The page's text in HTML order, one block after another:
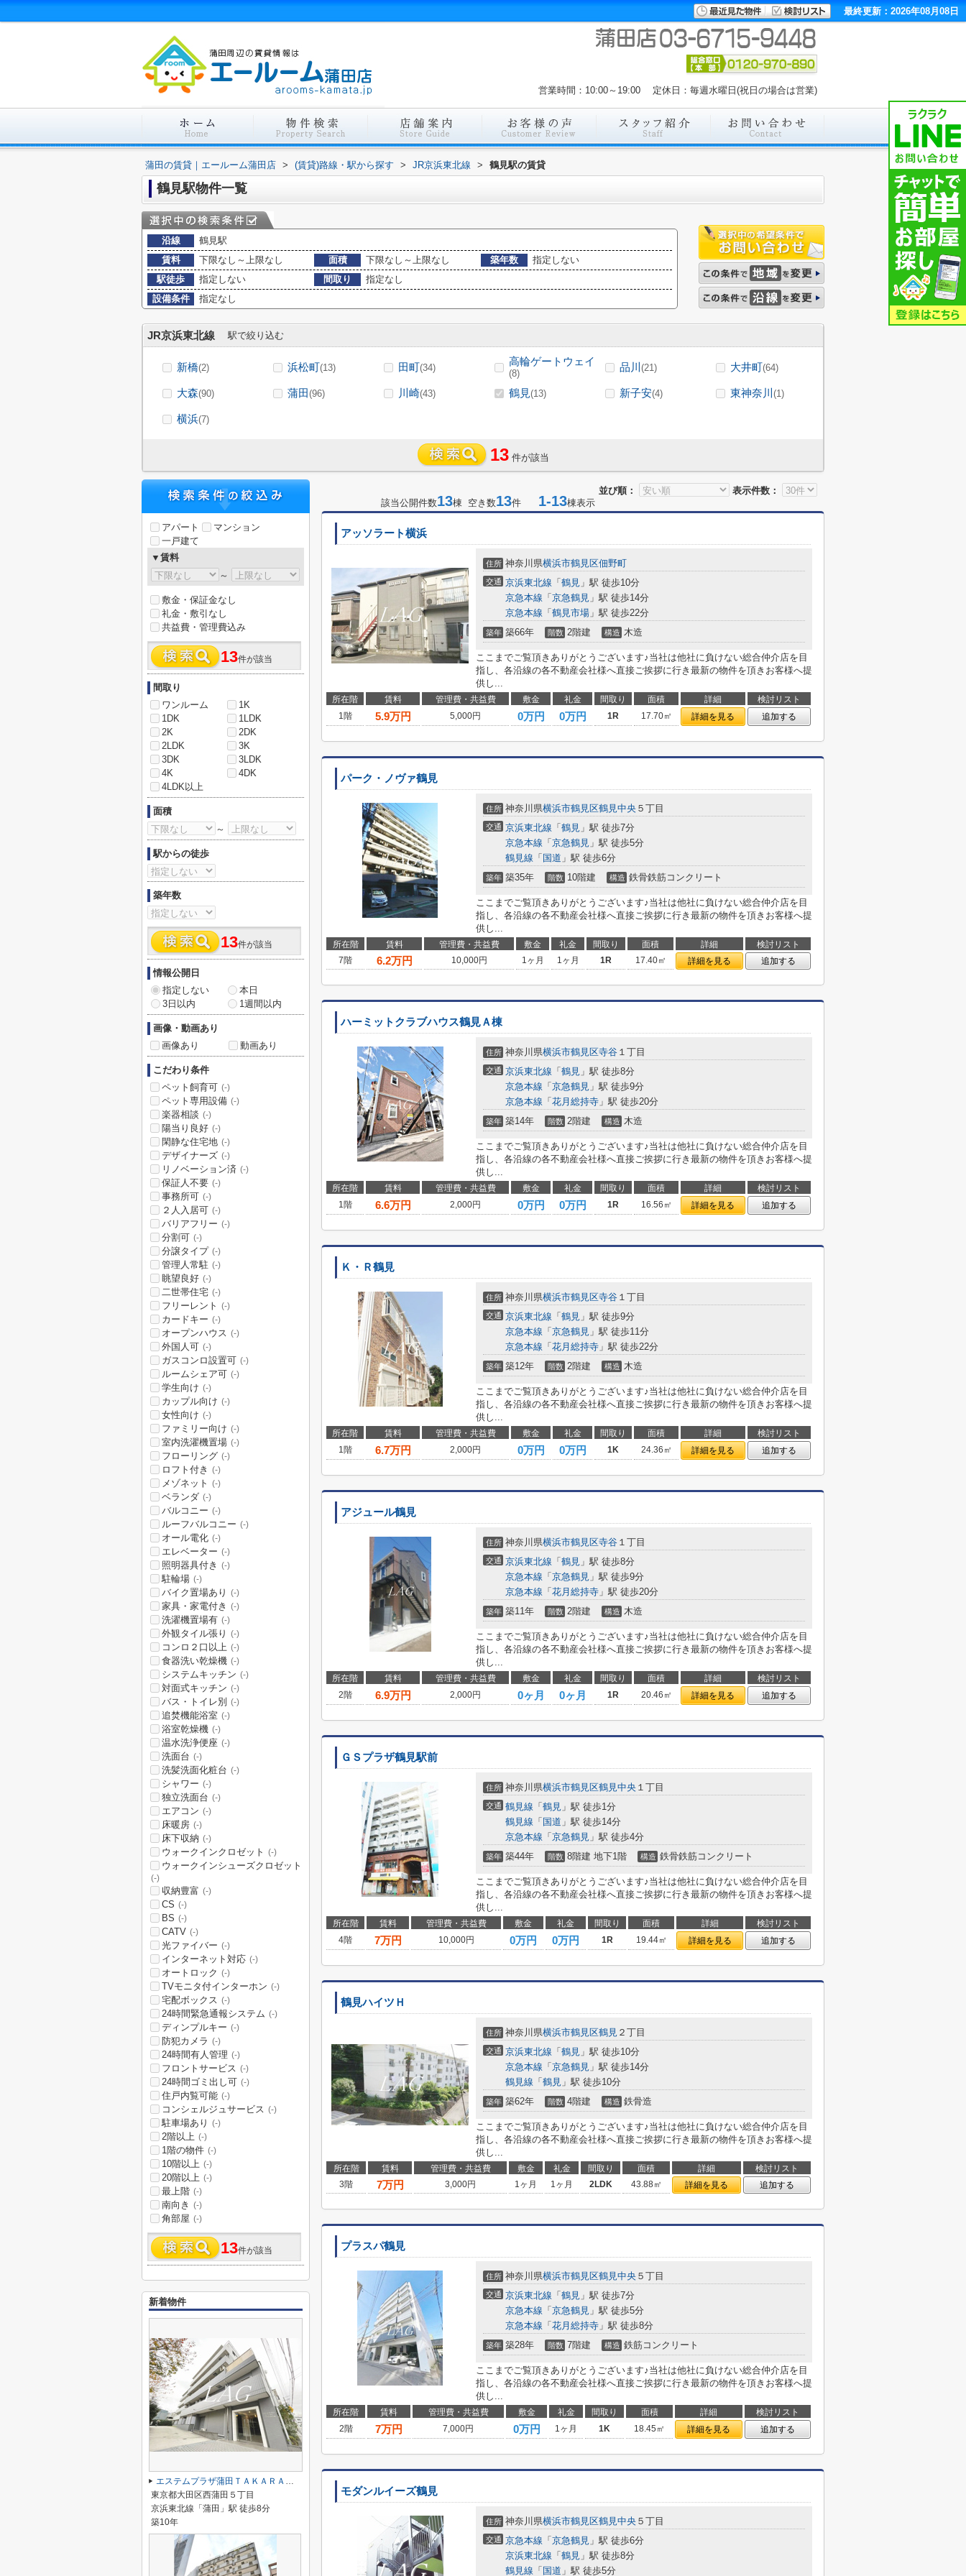
最終更新：2026年08月08日
営業時間：10:00～19:00 定休日：毎週水曜日(祝日の場合は営業)
蒲田の賃貸｜エールーム蒲田店 > (賃貸)路線・駅から探す > JR京浜東北線 > 鶴見駅の賃貸
鶴見駅物件一覧
沿線
鶴見駅
賃料
下限なし～上限なし 面積 下限なし～上限なし 築年数
指定しない
駅徒歩
指定しない 間取り
指定なし
設備条件
指定なし
JR京浜東北線 駅で絞り込む
新橋(2) 浜松町(13) 田町(34)
高輪ゲートウェイ
(8)
品川 (21) 大井町(64)
大森(90) 蒲田(96) 川崎(43) 鶴見(13) 新子安(4) 東神奈川 (1)
横浜(7)
13 件が該当
並び順：
表示件数：
該当公開件数13棟 空き数13件 1-13棟表示
アッソラート横浜
住所 神奈川県横浜市鶴見区佃野町
交通 京浜東北線 「 鶴見 」駅 徒歩10分
京急本線 「 京急鶴見 」駅 徒歩14分
京急本線 「 鶴見市場 」駅 徒歩22分
築年 築66年 階数 2階建 構造 木造
ここまでご覧頂きありがとうございます♪当社は他社に負けない総合仲介店を目
指し、各沿線の各不動産会社様へ直接ご挨拶に行き最新の物件を頂きお客様へ提
供し...
所在階 賃料 管理費・共益費 敷金 礼金 間取り 面積 詳細
検討リスト
1階
5.9万円 5,000円 0万円 0万円 1R 17.70㎡ 詳細を見る 追加する
パーク・ノヴァ鶴見
住所 神奈川県横浜市鶴見区鶴見中央 ５丁目
交通 京浜東北線 「 鶴見 」駅 徒歩7分
京急本線 「 京急鶴見 」駅 徒歩5分
鶴見線 「 国道 」駅 徒歩6分
築年 築35年 階数 10階建 構造 鉄骨鉄筋コンクリート
ここまでご覧頂きありがとうございます♪当社は他社に負けない総合仲介店を目
指し、各沿線の各不動産会社様へ直接ご挨拶に行き最新の物件を頂きお客様へ提
供し...
所在階 賃料 管理費・共益費 敷金 礼金 間取り 面積 詳細
検討リスト
7階
6.2万円 10,000円 1ヶ月 1ヶ月 1R 17.40㎡ 詳細を見る 追加する
ハーミットクラブハウス鶴見Ａ棟
住所 神奈川県横浜市鶴見区寺谷 １丁目
交通 京浜東北線 「 鶴見 」駅 徒歩8分
京急本線 「 京急鶴見 」駅 徒歩9分
京急本線 「 花月総持寺 」駅 徒歩20分
築年 築14年 階数 2階建 構造 木造
ここまでご覧頂きありがとうございます♪当社は他社に負けない総合仲介店を目
指し、各沿線の各不動産会社様へ直接ご挨拶に行き最新の物件を頂きお客様へ提
供し...
所在階 賃料 管理費・共益費 敷金 礼金 間取り 面積 詳細
検討リスト
1階
6.6万円 2,000円 0万円 0万円 1R 16.56㎡ 詳細を見る 追加する
Ｋ・Ｒ鶴見
住所 神奈川県横浜市鶴見区寺谷 １丁目
交通 京浜東北線 「 鶴見 」駅 徒歩9分
京急本線 「 京急鶴見 」駅 徒歩11分
京急本線 「 花月総持寺 」駅 徒歩22分
築年 築12年 階数 2階建 構造 木造
ここまでご覧頂きありがとうございます♪当社は他社に負けない総合仲介店を目
指し、各沿線の各不動産会社様へ直接ご挨拶に行き最新の物件を頂きお客様へ提
供し...
所在階 賃料 管理費・共益費 敷金 礼金 間取り 面積 詳細
検討リスト
1階
6.7万円 2,000円 0万円 0万円 1K 24.36㎡ 詳細を見る 追加する
アジュール鶴見
住所 神奈川県横浜市鶴見区寺谷 １丁目
交通 京浜東北線 「 鶴見 」駅 徒歩8分
京急本線 「 京急鶴見 」駅 徒歩9分
京急本線 「 花月総持寺 」駅 徒歩20分
築年 築11年 階数 2階建 構造 木造
ここまでご覧頂きありがとうございます♪当社は他社に負けない総合仲介店を目
指し、各沿線の各不動産会社様へ直接ご挨拶に行き最新の物件を頂きお客様へ提
供し...
所在階 賃料 管理費・共益費 敷金 礼金 間取り 面積 詳細
検討リスト
2階
6.9万円 2,000円 0ヶ月 0ヶ月 1R 20.46㎡ 詳細を見る 追加する
ＧＳプラザ鶴見駅前
住所 神奈川県横浜市鶴見区鶴見中央 １丁目
交通 鶴見線 「 鶴見 」駅 徒歩1分
鶴見線 「 国道 」駅 徒歩14分
京急本線 「 京急鶴見 」駅 徒歩4分
築年 築44年 階数 8階建 地下1階 構造 鉄骨鉄筋コンクリート
ここまでご覧頂きありがとうございます♪当社は他社に負けない総合仲介店を目
指し、各沿線の各不動産会社様へ直接ご挨拶に行き最新の物件を頂きお客様へ提
供し...
所在階 賃料 管理費・共益費 敷金 礼金 間取り 面積 詳細
検討リスト
4階
7万円 10,000円 0万円 0万円 1R 19.44㎡ 詳細を見る 追加する
鶴見ハイツＨ
住所 神奈川県横浜市鶴見区鶴見 ２丁目
交通 京浜東北線 「 鶴見 」駅 徒歩10分
京急本線 「 京急鶴見 」駅 徒歩14分
鶴見線 「 鶴見 」駅 徒歩10分
築年 築62年 階数 4階建 構造 鉄骨造
ここまでご覧頂きありがとうございます♪当社は他社に負けない総合仲介店を目
指し、各沿線の各不動産会社様へ直接ご挨拶に行き最新の物件を頂きお客様へ提
供し...
所在階 賃料 管理費・共益費 敷金 礼金 間取り 面積 詳細
検討リスト
3階
7万円 3,000円 1ヶ月 1ヶ月 2LDK 43.88㎡ 詳細を見る 追加する
プラスパ鶴見
住所 神奈川県横浜市鶴見区鶴見中央 ５丁目
交通 京浜東北線 「 鶴見 」駅 徒歩7分
京急本線 「 京急鶴見 」駅 徒歩5分
京急本線 「 花月総持寺 」駅 徒歩8分
築年 築28年 階数 7階建 構造 鉄筋コンクリート
ここまでご覧頂きありがとうございます♪当社は他社に負けない総合仲介店を目
指し、各沿線の各不動産会社様へ直接ご挨拶に行き最新の物件を頂きお客様へ提
供し...
所在階 賃料 管理費・共益費 敷金 礼金 間取り 面積 詳細
検討リスト
2階
7万円 7,000円 0万円 1ヶ月 1K 18.45㎡ 詳細を見る 追加する
モダンルイーズ鶴見
住所 神奈川県横浜市鶴見区鶴見中央 ５丁目
交通 京急本線 「 京急鶴見 」駅 徒歩6分
京浜東北線 「 鶴見 」駅 徒歩8分
鶴見線 「 国道 」駅 徒歩5分
アパート
マンション
一戸建て
▼賃料
～
敷金・保証金なし
礼金・敷引なし
共益費・管理費込み
13件が該当
間取り
ワンルーム
1K
1DK
1LDK
2K
2DK
2LDK
3K
3DK
3LDK
4K
4DK
4LDK以上
面積
～
駅からの徒歩
築年数
13件が該当
情報公開日
指定しない
本日
3日以内
1週間以内
画像・動画あり
画像あり
動画あり
こだわり条件
ペット飼育可 (-)
ペット専用設備 (-)
楽器相談 (-)
陽当り良好 (-)
閑静な住宅地 (-)
デザイナーズ (-)
リノベーション済 (-)
保証人不要 (-)
事務所可 (-)
２人入居可 (-)
バリアフリー (-)
分割可 (-)
分譲タイプ (-)
管理人常駐 (-)
眺望良好 (-)
二世帯住宅 (-)
フリーレント (-)
カードキー (-)
オープンハウス (-)
外国人可 (-)
ガスコンロ設置可 (-)
ルームシェア可 (-)
学生向け (-)
カップル向け (-)
女性向け (-)
ファミリー向け (-)
室内洗濯機置場 (-)
フローリング (-)
ロフト付き (-)
メゾネット (-)
ベランダ (-)
バルコニー (-)
ルーフバルコニー (-)
オール電化 (-)
エレベーター (-)
照明器具付き (-)
駐輪場 (-)
バイク置場あり (-)
家具・家電付き (-)
洗濯機置場有 (-)
外観タイル張り (-)
コンロ２口以上 (-)
食器洗い乾燥機 (-)
システムキッチン (-)
対面式キッチン (-)
バス・トイレ別 (-)
追焚機能浴室 (-)
浴室乾燥機 (-)
温水洗浄便座 (-)
洗面台 (-)
洗髪洗面化粧台 (-)
シャワー (-)
独立洗面台 (-)
エアコン (-)
床暖房 (-)
床下収納 (-)
ウォークインクロゼット (-)
ウォークインシューズクロゼット
(-)
収納豊富 (-)
CS (-)
BS (-)
CATV (-)
光ファイバー (-)
インターネット対応 (-)
オートロック (-)
TVモニタ付インターホン (-)
宅配ボックス (-)
24時間緊急通報システム (-)
ディンプルキー (-)
防犯カメラ (-)
24時間有人管理 (-)
フロントサービス (-)
24時間ゴミ出し可 (-)
住戸内覧可能 (-)
コンシェルジュサービス (-)
駐車場あり (-)
2階以上 (-)
1階の物件 (-)
10階以上 (-)
20階以上 (-)
最上階 (-)
南向き (-)
角部屋 (-)
13件が該当
新着物件
エステムプラザ蒲田ＴＡＫＡＲＡＢＵＮＥ
東京都大田区西蒲田５丁目
京浜東北線「蒲田」駅 徒歩8分
築10年